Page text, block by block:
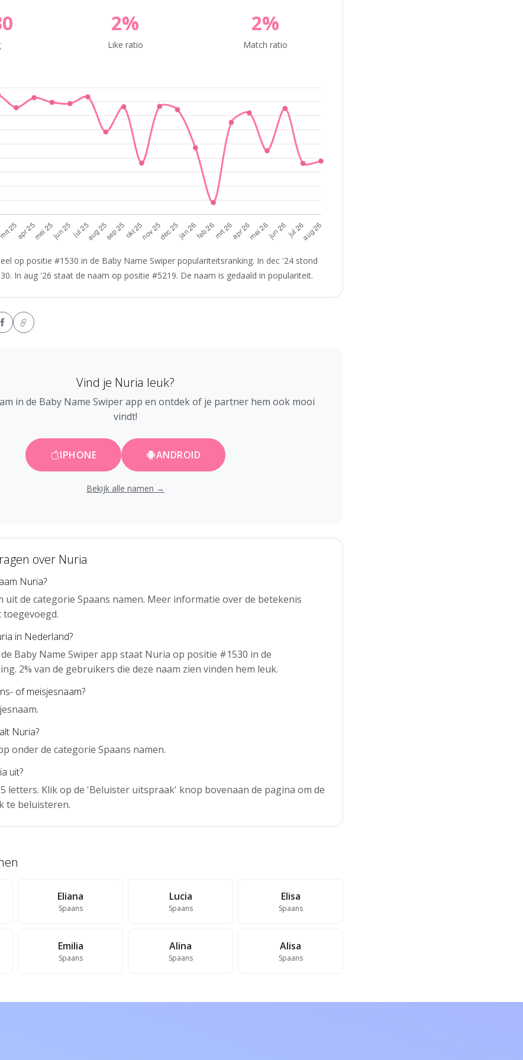
2%
Like ratio
2%
Match ratio
op positie #1530 in de Baby Name Swiper populariteitsranking. In dec '24 stond
In aug '26 staat de naam op positie #5219. De naam is gedaald in populariteit.
Vind je Nuria leuk?
in de Baby Name Swiper app en ontdek of je partner hem ook mooi
vindt!
IPHONE ANDROID
Bekijk alle namen →
over Nuria
Nuria?
uit de categorie Spaans namen. Meer informatie over de betekenis
in Nederland?
Baby Name Swiper app staat Nuria op positie #1530 in de
2% van de gebruikers die deze naam zien vinden hem leuk.
of meisjesnaam?
Nuria?
onder de categorie Spaans namen.
uit?
letters. Klik op de 'Beluister uitspraak' knop bovenaan de pagina om de
te beluisteren.
Eliana
Spaans
Lucia
Spaans
Elisa
Spaans
Emilia
Spaans
Alina
Spaans
Alisa
Spaans